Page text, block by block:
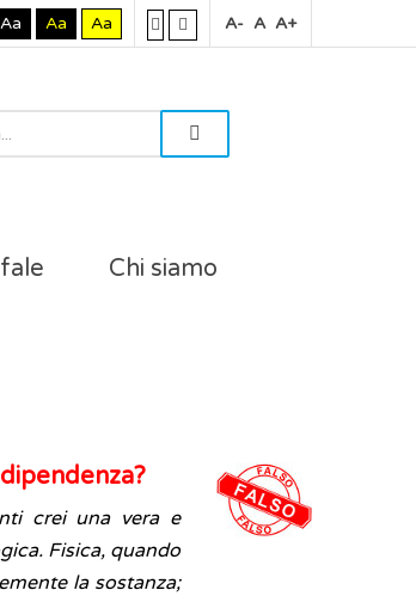
Aa Aa Aa A- A A+
Chi siamo
crei una vera e
Fisica, quando
la sostanza;